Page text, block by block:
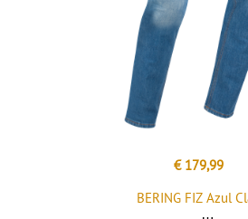
€ 179,99
BERING FIZ Azul